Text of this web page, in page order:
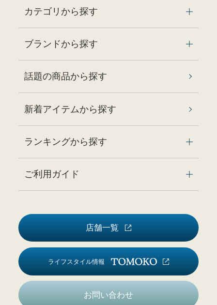
カテゴリから探す
ブランドから探す
話題の商品から探す
新着アイテムから探す
ランキングから探す
ご利用ガイド
店舗一覧
ライフスタイル情報
お問い合わせ